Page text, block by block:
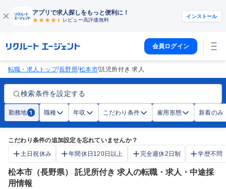
アプリで求人探しをもっと便利に！
レビュー高評価無料
インストール
会員ログイン
転職・求人トップ/長野県/松本市/託児所付き 求人
検索条件を設定する
勤務地 1 職種 年収 こだわり条件 雇用形態 新着のみ
こだわり条件の追加設定を忘れていませんか？
土日祝休み
年間休日120日以上 完全週休2日制 学歴不問
松本市（長野県） 託児所付き 求人の転職・求人・中途採
用情報